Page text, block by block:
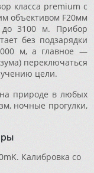
класса premium с
объективом F20мм
3100 м. Прибор
без подзарядки
м, а главное —
переключаться
цели.
природе в любых
ночные прогулки,
Калибровка со